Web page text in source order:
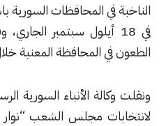
في المحافظات السورية باستثناء
18 أيلول سبتمبر الجاري، وفتحت
المحافظة المعنية خلال ثلاثة
الأنباء السورية الرسمية
مجلس الشعب “نوار نجمة”